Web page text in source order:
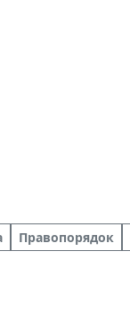
Правопорядок